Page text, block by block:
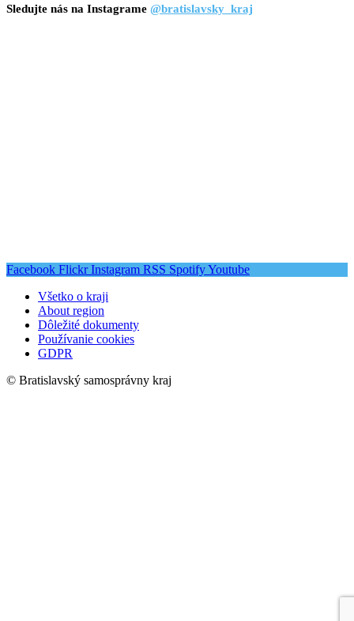
Sledujte nás na Instagrame @bratislavsky_kraj
Facebook Flickr Instagram RSS SpotifyYoutube
Všetko o kraji
About region
Dôležité dokumenty
Používanie cookies
GDPR
© Bratislavský samosprávny kraj